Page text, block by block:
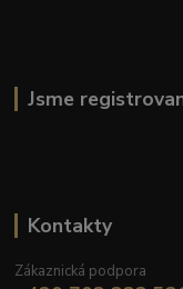
Jsme
Kontakty
Zákaznická podpora